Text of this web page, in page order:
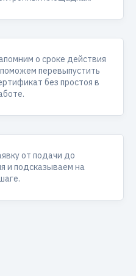
о сроке действия
перевыпустить
без простоя в
от подачи до
и подсказываем на